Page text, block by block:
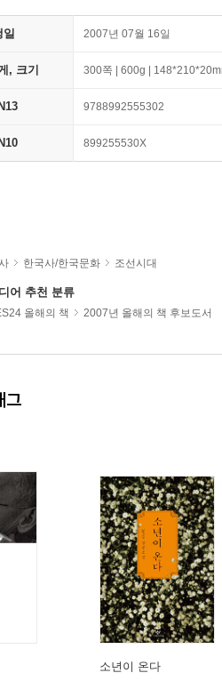
일 2007년 07월 16일
, 크기 300쪽 | 600g |
9788992555302
899255530X
한국사/한국문화 조선시대
어 추천 분류
올해의 책 2007년 올해의 책 후보도서
그
소년이 온다